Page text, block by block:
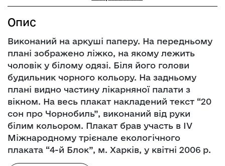
Опис
Виконаний на аркуші паперу. На передньому
плані зображено ліжко, на якому лежить
чоловік у білому одязі. Біля його голови
будильник чорного кольору. На задньому
плані видно частину лікарняної палати з
вікном. На весь плакат накладений текст “20
сон про Чорнобиль”, виконаний від руки
білим кольором. Плакат брав участь в IV
Міжнародному трієнале екологічного
плаката “4-й Блок”, м. Харків, у квітні 2006 р.